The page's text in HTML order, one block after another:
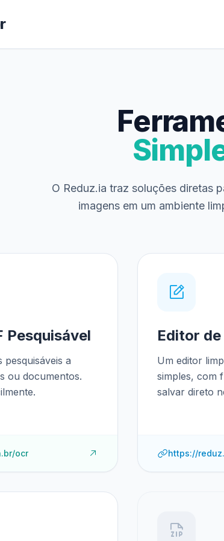
O Reduz.ia traz soluções diretas
imagens em um ambiente
Pesquisável
pesquisáveis a
ou documentos.
ocr
Editor
Um editor
simples, com
salvar direto
https://